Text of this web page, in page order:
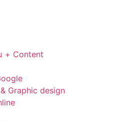
+ Content
Graphic design